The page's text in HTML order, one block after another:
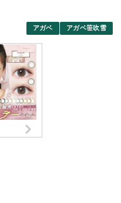
アガベ アガベ笹吹雪